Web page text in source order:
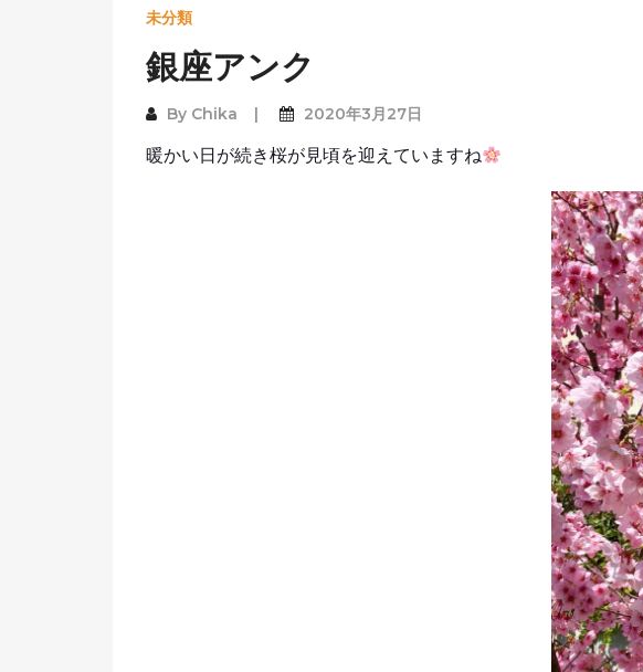
未分類
銀座アンク
By Chika 2020年3月27日
暖かい日が続き桜が見頃を迎えていますね